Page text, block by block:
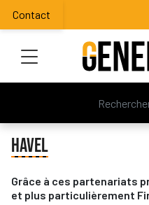
Contact
HAVEL
Grâce à ces partenariats
et plus particulièrement